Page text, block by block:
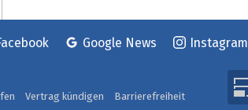
Google News Instagram
Vertrag kündigen
Barrierefreiheit